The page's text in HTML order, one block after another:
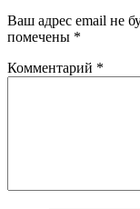
Ваш адрес email не
помечены *
Комментарий *